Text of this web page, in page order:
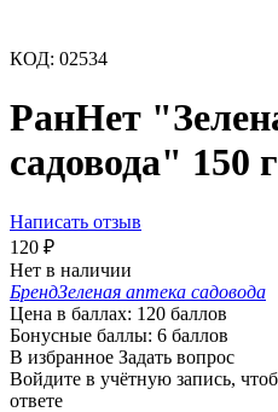
КОД: 02534
РанНет
садовода" 150 г
Написать отзыв
120 ₽
Нет в наличии
БрендЗеленая аптека садовода
Цена в баллах: 120 баллов
Бонусные баллы: 6 баллов
В избранное Задать вопрос
Войдите в учётную запись,
ответе